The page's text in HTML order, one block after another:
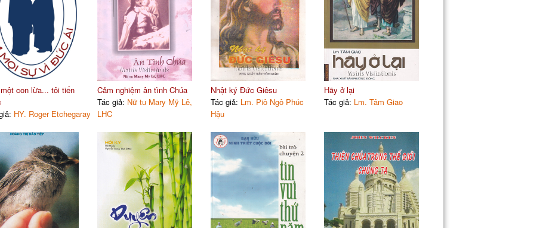
con lừa... tôi tiến
HY. Roger Etchegaray
Cảm nghiệm ân tình Chúa
Tác giả: Nữ tu Mary Mỹ Lê,
LHC
Nhật ký Đức Giêsu
Tác giả: Lm. Piô Ngô Phúc
Hậu
Hãy ở lại
Tác giả: Lm. Tâm Giao